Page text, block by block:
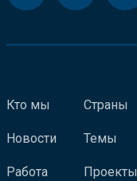
Кто мы
Новости
Работа
Страны
Темы
Проекты